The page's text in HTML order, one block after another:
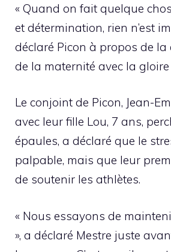
« Quand on fait quelque
et détermination, rien n’est
déclaré Picon à propos de
de la maternité avec la
Le conjoint de Picon, Jean-
avec leur fille Lou, 7 ans,
épaules, a déclaré que le
palpable, mais que leur
de soutenir les athlètes.
« Nous essayons de
», a déclaré Mestre juste